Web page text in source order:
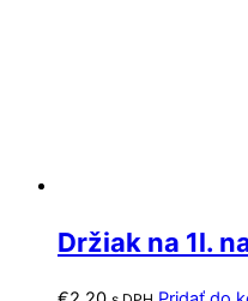
Držiak na 1l.